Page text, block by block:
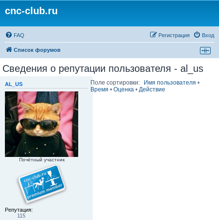
cnc-club.ru
FAQ Вход
Регистрация
Список форумов
Сведения о репутации пользователя - al_us
AL_US
Почётный участник
Репутация:
115
Поле сортировки: Имя пользователя •
Время • Оценка• Действие